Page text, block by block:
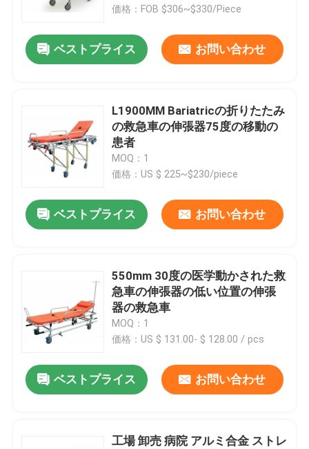
価格：FOB $306~$330/Piece
ベストプライス お問い合わせ
L1900MM Bariatricの折りたたみ
の救急車の伸張器75度の移動の
患者
MOQ：1
価格：US $ 225~$230/piece
ベストプライス お問い合わせ
550mm 30度の医学動かされた救
急車の伸張器の低い位置の伸張
器の救急車
MOQ：1
価格：US $ 131.00- $ 128.00 / pcs
ベストプライス お問い合わせ
工場 卸売 病院 アルミ合金 ストレ